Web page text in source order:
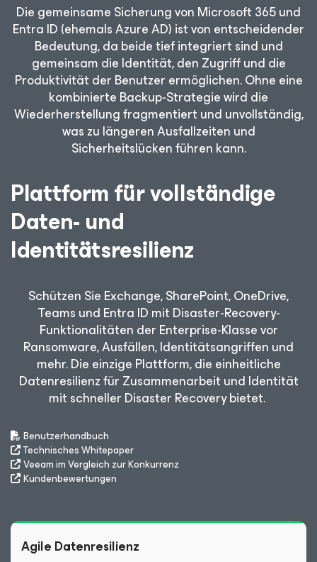
Die gemeinsame Sicherung von Microsoft 365 und
Entra ID (ehemals Azure AD) ist von entscheidender
Bedeutung, da beide tief integriert sind und
gemeinsam die Identität, den Zugriff und die
Produktivität der Benutzer ermöglichen. Ohne eine
kombinierte Backup-Strategie wird die
Wiederherstellung fragmentiert und unvollständig,
was zu längeren Ausfallzeiten und
Sicherheitslücken führen kann.
Plattform für vollständige
Daten- und
Identitätsresilienz
Schützen Sie Exchange, SharePoint, OneDrive,
Teams und Entra ID mit Disaster-Recovery-
Funktionalitäten der Enterprise-Klasse vor
Ransomware, Ausfällen, Identitätsangriffen und
mehr. Die einzige Plattform, die einheitliche
Datenresilienz für Zusammenarbeit und Identität
mit schneller Disaster Recovery bietet.
Benutzerhandbuch
Technisches Whitepaper
Veeam im Vergleich zur Konkurrenz
Kundenbewertungen
Agile Datenresilienz